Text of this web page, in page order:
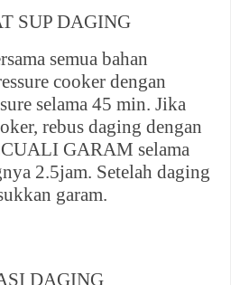
SUP DAGING
semua bahan
cooker dengan
selama 45 min. Jika
rebus daging dengan
GARAM selama
2.5jam. Setelah daging
garam.
DAGING